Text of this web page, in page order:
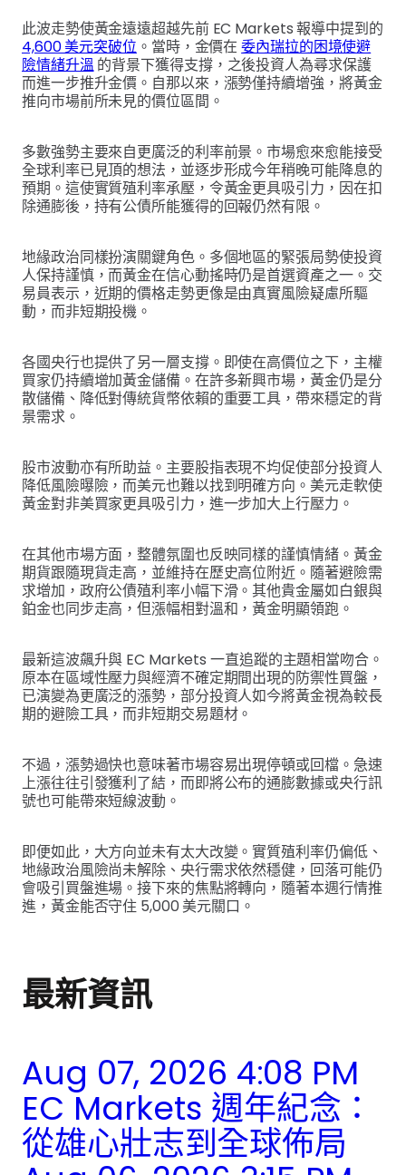
此波走勢使黃金遠遠超越先前 EC Markets 報導中提到的
4,600 美元突破位。當時，金價在委內瑞拉的困境使避
險情緒升溫的背景下獲得支撐，之後投資人為尋求保護
而進一步推升金價。自那以來，漲勢僅持續增強，將黃金
推向市場前所未見的價位區間。
多數強勢主要來自更廣泛的利率前景。市場愈來愈能接受
全球利率已見頂的想法，並逐步形成今年稍晚可能降息的
預期。這使實質殖利率承壓，令黃金更具吸引力，因在扣
除通膨後，持有公債所能獲得的回報仍然有限。
地緣政治同樣扮演關鍵角色。多個地區的緊張局勢使投資
人保持謹慎，而黃金在信心動搖時仍是首選資產之一。交
易員表示，近期的價格走勢更像是由真實風險疑慮所驅
動，而非短期投機。
各國央行也提供了另一層支撐。即使在高價位之下，主權
買家仍持續增加黃金儲備。在許多新興市場，黃金仍是分
散儲備、降低對傳統貨幣依賴的重要工具，帶來穩定的背
景需求。
股市波動亦有所助益。主要股指表現不均促使部分投資人
降低風險曝險，而美元也難以找到明確方向。美元走軟使
黃金對非美買家更具吸引力，進一步加大上行壓力。
在其他市場方面，整體氛圍也反映同樣的謹慎情緒。黃金
期貨跟隨現貨走高，並維持在歷史高位附近。隨著避險需
求增加，政府公債殖利率小幅下滑。其他貴金屬如白銀與
鉑金也同步走高，但漲幅相對溫和，黃金明顯領跑。
最新這波飆升與 EC Markets 一直追蹤的主題相當吻合。
原本在區域性壓力與經濟不確定期間出現的防禦性買盤，
已演變為更廣泛的漲勢，部分投資人如今將黃金視為較長
期的避險工具，而非短期交易題材。
不過，漲勢過快也意味著市場容易出現停頓或回檔。急速
上漲往往引發獲利了結，而即將公布的通膨數據或央行訊
號也可能帶來短線波動。
即便如此，大方向並未有太大改變。實質殖利率仍偏低、
地緣政治風險尚未解除、央行需求依然穩健，回落可能仍
會吸引買盤進場。接下來的焦點將轉向，隨著本週行情推
進，黃金能否守住 5,000 美元關口。
最新資訊
Aug 07, 2026 4:08 PM
EC Markets 週年紀念：
從雄心壯志到全球佈局